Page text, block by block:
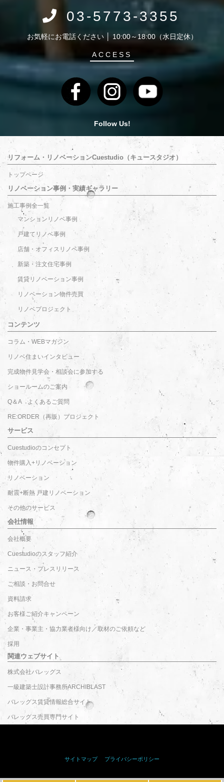
03-5773-3355
お気軽にお電話ください │ 10:00～18:00（水日定休）
ACCESS
Follow Us!
リフォーム・リノベーションCuestudio（キュースタジオ）
トップページ
リノベーション事例・実績ギャラリー
施工事例全一覧
マンションリノベ事例
戸建てリノベ事例
店舗・オフィスリノベ事例
新築・注文住宅事例
賃貸リノベーション事例
リノベーション物件売買
リノベプロジェクト
コンテンツ
コラム・WEBマガジン
リノベ住まいインタビュー
完成物件見学会・相談会に参加する
ショールームのご案内
Q＆A よくあるご質問
RE:ORDER（再販）プロジェクト
サービス
Cuestudioのコンセプト
物件購入+リノベーション
リノベーション
耐震+断熱 戸建リノベーション
その他のサービス
会社情報
会社概要
Cuestudioのスタッフ紹介
ニュース・プレスリリース
ご相談・お問合せ
資料請求
お客様ご紹介キャンペーン
企業・事業主・協力業者様向け／取材のご依頼など
採用
関連ウェブサイト
株式会社バレッグス
一級建築士設計事務所ARCHIBLAST
バレッグス賃貸情報総合サイト
バレッグス売買専門サイト
サイトマップ プライバシーポリシー